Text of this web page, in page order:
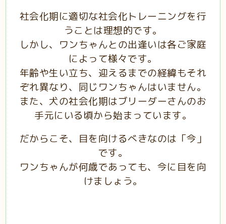
社会化期に適切な社会化トレーニングを行
うことは理想的です。
しかし、ワンちゃんとの出逢いは各ご家庭
によって様々です。
年齢や生い立ち、迎えるまでの経緯もそれ
ぞれ異なり、同じワンちゃんはいません。
また、犬の社会化期はブリーダーさんのお
手元にいる頃から始まっています。
だからこそ、目を向けるべきなのは「今」
です。
ワンちゃんが何歳であっても、今に目を向
けましょう。